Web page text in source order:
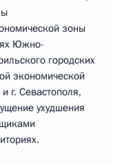
зоны
Южно-
городских
экономической
г. Севастополя,
ухудшения